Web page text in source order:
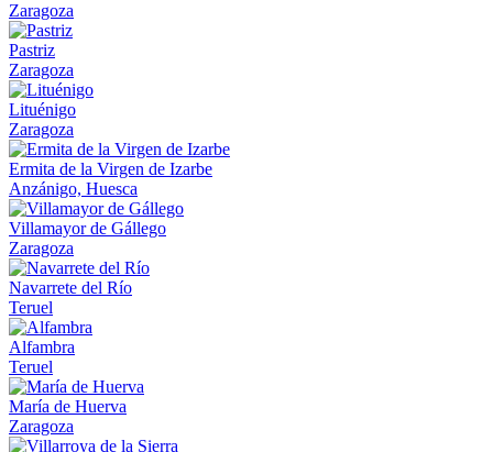
Zaragoza
Pastriz
Zaragoza
Lituénigo
Zaragoza
Ermita de la Virgen de Izarbe
Anzánigo, Huesca
Villamayor de Gállego
Zaragoza
Navarrete del Río
Teruel
Alfambra
Teruel
María de Huerva
Zaragoza